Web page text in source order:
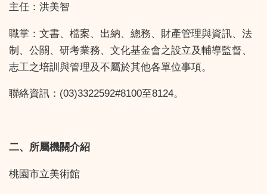
主任：洪美智
職掌：文書、檔案、出納、總務、財產管理與資訊、法
制、公關、研考業務、文化基金會之設立及輔導監督、
志工之培訓與管理及不屬於其他各單位事項。
聯絡資訊：(03)3322592#8100至8124。
二、所屬機關介紹
桃園市立美術館